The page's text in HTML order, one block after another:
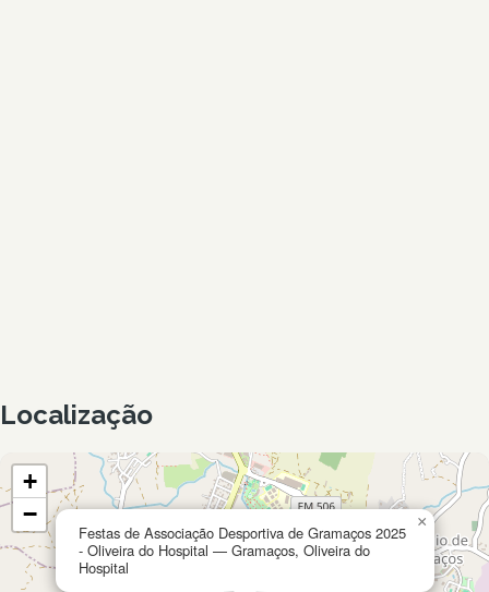
Localização
Festas de Associação Desportiva de Gramaços 2025
- Oliveira do Hospital — Gramaços, Oliveira do
Hospital
×
+
−